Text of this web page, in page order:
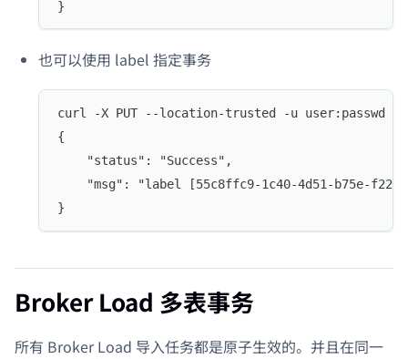
}
也可以使用 label 指定事务
curl -X PUT --location-trusted -u user:passwd
{
    "status": "Success",
"msg": "label [55c8ffc9-1c40-4d51-b75e-
}
Broker Load 多表事务
所有 Broker Load 导入任务都是原子生效的。并且在同一